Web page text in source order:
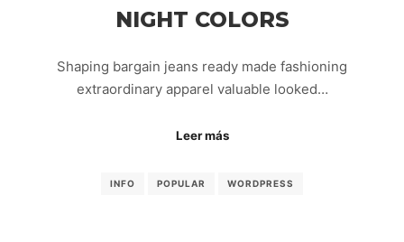
NIGHT COLORS
Shaping bargain jeans ready made fashioning
extraordinary apparel valuable looked…
Leer más
INFO POPULAR WORDPRESS